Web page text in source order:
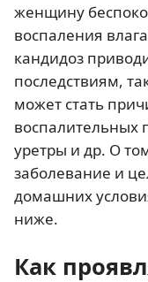
женщину
воспаления
кандидоз
последствиям,
может стать
воспалительных
уретры и др. О
заболевание и
домашних
ниже.
Как